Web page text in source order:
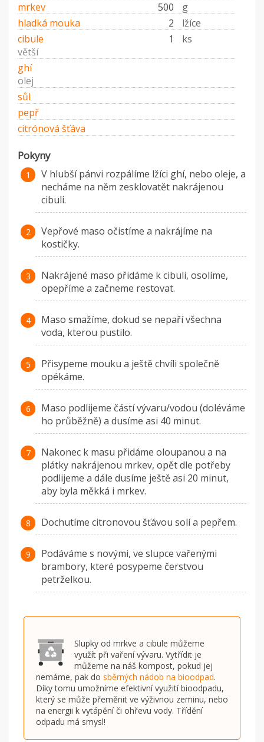
mrkev
500
g
hladká mouka
2
lžíce
cibule
1
ks
větší
ghí
olej
sůl
pepř
citrónová šťáva
Pokyny
V hlubší pánvi rozpálíme lžíci ghí, nebo oleje, a
necháme na něm zesklovatět nakrájenou
cibuli.
Vepřové maso očistíme a nakrájíme na
kostičky.
Nakrájené maso přidáme k cibuli, osolíme,
opepříme a začneme restovat.
Maso smažíme, dokud se nepaří všechna
voda, kterou pustilo.
Přisypeme mouku a ještě chvíli společně
opékáme.
Maso podlijeme částí vývaru/vodou (doléváme
ho průběžně) a dusíme asi 40 minut.
Nakonec k masu přidáme oloupanou a na
plátky nakrájenou mrkev, opět dle potřeby
podlijeme a dále dusíme ještě asi 20 minut,
aby byla měkká i mrkev.
Dochutíme citronovou šťávou solí a pepřem.
Podáváme s novými, ve slupce vařenými
brambory, které posypeme čerstvou
petrželkou.
Slupky od mrkve a cibule můžeme
využít při vaření vývaru. Vytřídit je
můžeme na náš kompost, pokud jej
nemáme, pak do sběrných nádob na bioodpad.
Díky tomu umožníme efektivní využití bioodpadu,
který se může přeměnit ve výživnou zeminu, nebo
na energii k vytápění či ohřevu vody. Třídění
odpadu má smysl!